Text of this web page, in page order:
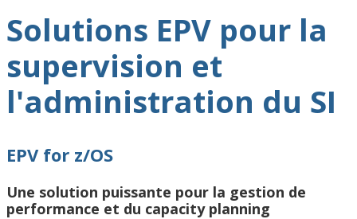
Solutions EPV pour la
supervision et
l'administration du SI
EPV for z/OS
Une solution puissante pour la gestion de
performance et du capacity planning